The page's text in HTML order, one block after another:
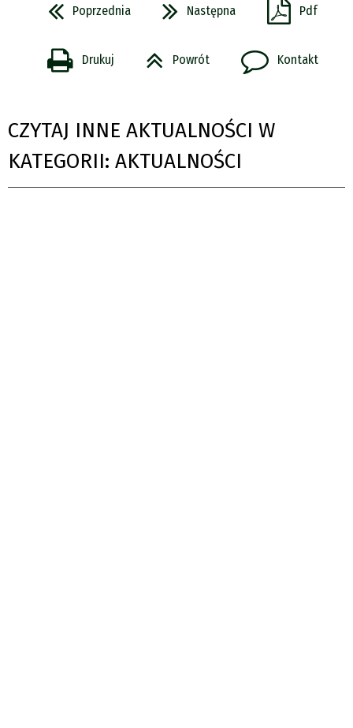
Poprzednia Następna Pdf
Drukuj Powrót Kontakt
CZYTAJ INNE AKTUALNOŚCI W
KATEGORII: AKTUALNOŚCI